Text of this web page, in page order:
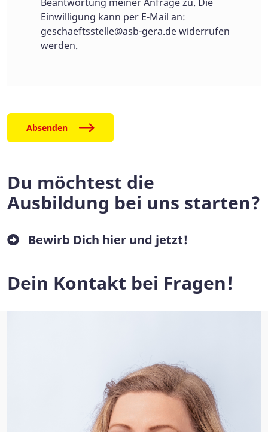
Einwilligung kann per E-Mail an:
geschaeftsstelle@asb-gera.dewiderrufen
werden.
Absenden
Du möchtest die
Ausbildung bei uns starten?
Bewirb Dich hier und jetzt!
Dein Kontakt bei Fragen!